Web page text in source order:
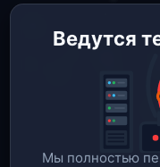
Ведутся
Мы полностью